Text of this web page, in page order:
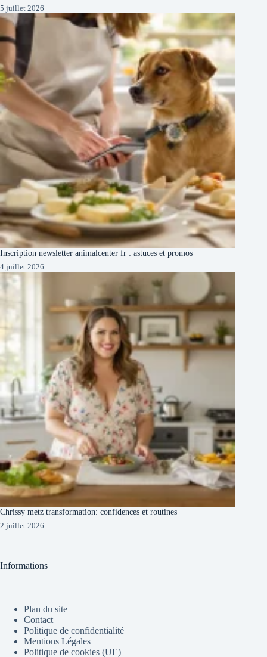
5 juillet 2026
Inscription newsletter animalcenter fr : astuces et promos
4 juillet 2026
Chrissy metz transformation: confidences et routines
2 juillet 2026
Informations
Plan du site
Contact
Politique de confidentialité
Mentions Légales
Politique de cookies (UE)